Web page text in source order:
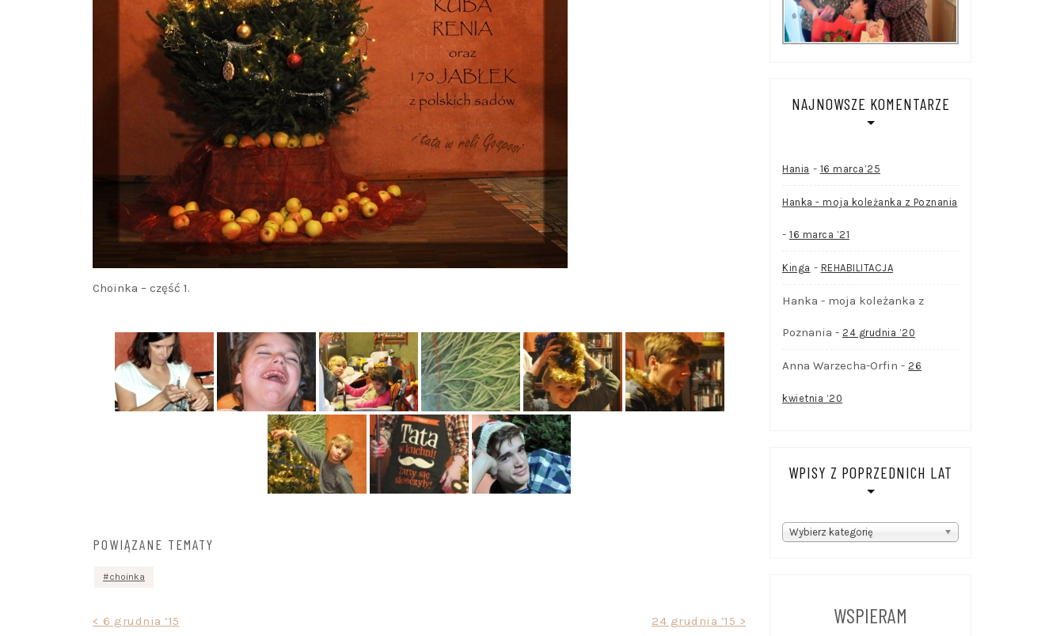
Choinka – część 1.
POWIĄZANE TEMATY
choinka
Nawigacja
< 6 grudnia ’15 24 grudnia ’15 >
NAJNOWSZE KOMENTARZE
Hania - 16 marca’25
Hanka - moja koleżanka z Poznania
- 16 marca ’21
Kinga - REHABILITACJA
Hanka - moja koleżanka z
Poznania - 24 grudnia ’20
Anna Warzecha-Orfin - 26
kwietnia ’20
WPISY Z POPRZEDNICH LAT
WPISYWybierz kategorię
WSPIERAM